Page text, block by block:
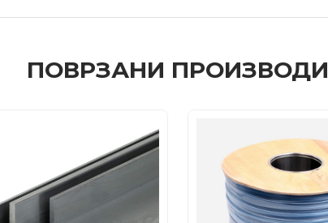
ПОВРЗАНИ ПРОИЗВОДИ